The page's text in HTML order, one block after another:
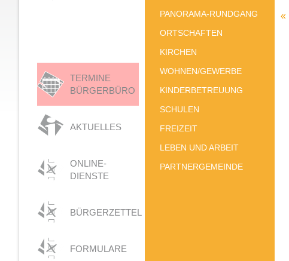
TERMINE
BÜRGERBÜRO
AKTUELLES
ONLINE-
DIENSTE
BÜRGERZETTEL
FORMULARE
PANORAMA-RUNDGANG
ORTSCHAFTEN
KIRCHEN
WOHNEN/GEWERBE
KINDERBETREUUNG
SCHULEN
FREIZEIT
LEBEN UND ARBEIT
PARTNERGEMEINDE
«